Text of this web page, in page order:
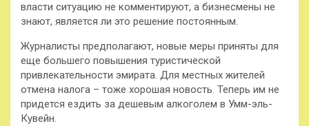
власти ситуацию не комментируют, а бизнесмены не
знают, является ли это решение постоянным.
Журналисты предполагают, новые меры приняты для
еще большего повышения туристической
привлекательности эмирата. Для местных жителей
отмена налога – тоже хорошая новость. Теперь им не
придется ездить за дешевым алкоголем в Умм-эль-
Кувейн.